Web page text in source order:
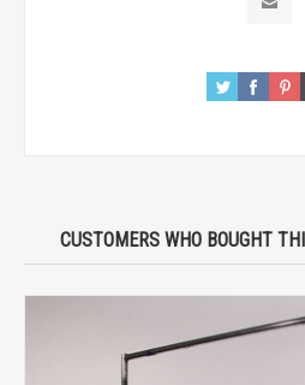
CUSTOMERS WHO BOUGHT